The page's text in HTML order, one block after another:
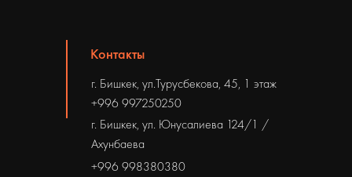
Контакты
г. Бишкек, ул.Турусбекова, 45, 1 этаж
г. Бишкек, ул. Юнусалиева 124/1 /
Ахунбаева
+996 998380380
+996 997250250